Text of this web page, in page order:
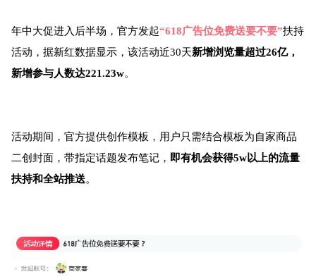
年中大促进入后半场，官方发起“618广告位免费送要不要”扶持
活动，据新红数据显示，该活动近30天新增浏览量超过26亿，
新增参与人数达221.23w。
活动期间，官方提供创作模板，用户只需结合模板为自家商品
二创封面，带指定话题发布笔记， 即有机会获得5w以上的流量
扶持和全站推送。